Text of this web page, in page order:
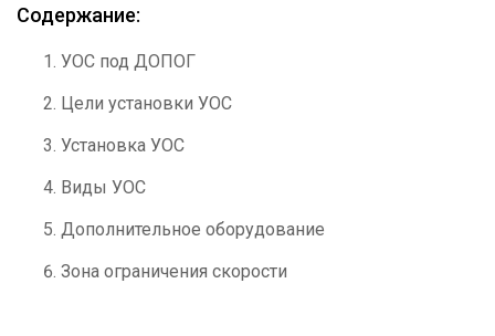
Содержание:
УОС под ДОПОГ
Цели установки УОС
Установка УОС
Виды УОС
Дополнительное оборудование
Зона ограничения скорости